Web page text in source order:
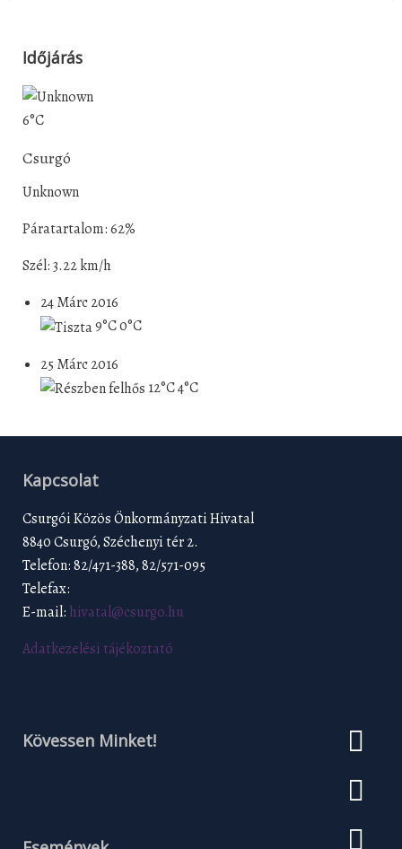
Időjárás
6°C
Csurgó
Unknown
Páratartalom: 62%
Szél: 3.22 km/h
24 Márc 2016
9°C0°C
25 Márc 2016
12°C4°C
Kapcsolat
Csurgói Közös Önkormányzati Hivatal
8840 Csurgó, Széchenyi tér 2.
Telefon: 82/471-388, 82/571-095
Telefax:
E-mail: hivatal@csurgo.hu
Adatkezelési tájékoztató
Kövessen Minket!